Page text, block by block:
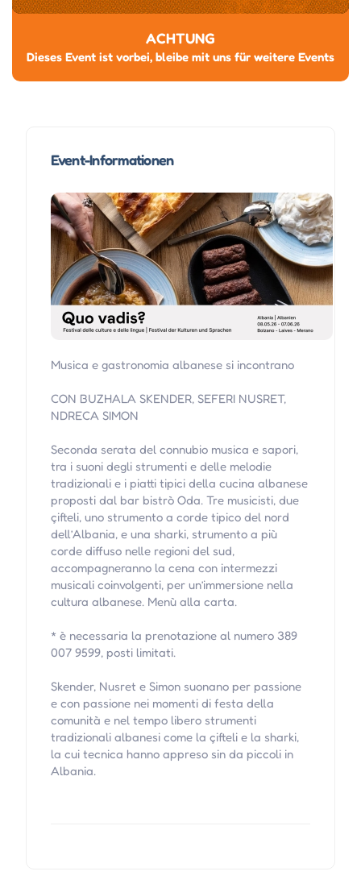
ACHTUNG
Dieses Event ist vorbei, bleibe mit uns für weitere Events
Event-Informationen
Musica e gastronomia albanese si incontrano
CON BUZHALA SKENDER, SEFERI NUSRET,
NDRECA SIMON
Seconda serata del connubio musica e sapori,
tra i suoni degli strumenti e delle melodie
tradizionali e i piatti tipici della cucina albanese
proposti dal bar bistrò Oda. Tre musicisti, due
çifteli, uno strumento a corde tipico del nord
dell’Albania, e una sharki, strumento a più
corde diffuso nelle regioni del sud,
accompagneranno la cena con intermezzi
musicali coinvolgenti, per un’immersione nella
cultura albanese. Menù alla carta.
* è necessaria la prenotazione al numero 389
007 9599, posti limitati.
Skender, Nusret e Simon suonano per passione
e con passione nei momenti di festa della
comunità e nel tempo libero strumenti
tradizionali albanesi come la çifteli e la sharki,
la cui tecnica hanno appreso sin da piccoli in
Albania.